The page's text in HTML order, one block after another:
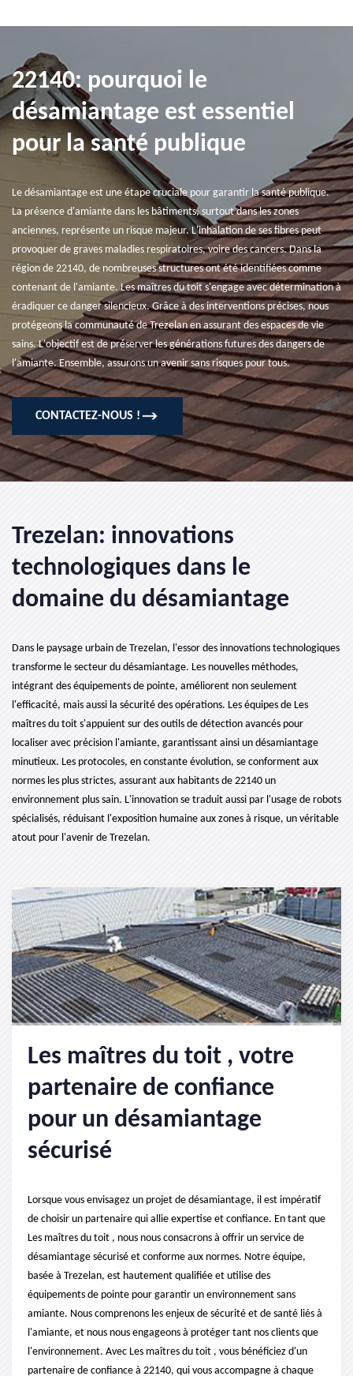
22140: pourquoi le
désamiantage est essentiel
pour la santé publique
Le désamiantage est une étape cruciale pour garantir la santé publique.
La présence d'amiante dans les bâtiments, surtout dans les zones
anciennes, représente un risque majeur. L'inhalation de ses fibres peut
provoquer de graves maladies respiratoires, voire des cancers. Dans la
région de 22140, de nombreuses structures ont été identifiées comme
contenant de l'amiante. Les maîtres du toit s'engage avec détermination à
éradiquer ce danger silencieux. Grâce à des interventions précises, nous
protégeons la communauté de Trezelan en assurant des espaces de vie
sains. L'objectif est de préserver les générations futures des dangers de
l'amiante. Ensemble, assurons un avenir sans risques pour tous.
CONTACTEZ-NOUS !
Trezelan: innovations
technologiques dans le
domaine du désamiantage
Dans le paysage urbain de Trezelan, l'essor des innovations technologiques
transforme le secteur du désamiantage. Les nouvelles méthodes,
intégrant des équipements de pointe, améliorent non seulement
l'efficacité, mais aussi la sécurité des opérations. Les équipes de Les
maîtres du toit s'appuient sur des outils de détection avancés pour
localiser avec précision l'amiante, garantissant ainsi un désamiantage
minutieux. Les protocoles, en constante évolution, se conforment aux
normes les plus strictes, assurant aux habitants de 22140 un
environnement plus sain. L'innovation se traduit aussi par l'usage de robots
spécialisés, réduisant l'exposition humaine aux zones à risque, un véritable
atout pour l'avenir de Trezelan.
Les maîtres du toit , votre
partenaire de confiance
pour un désamiantage
sécurisé
Lorsque vous envisagez un projet de désamiantage, il est impératif
de choisir un partenaire qui allie expertise et confiance. En tant que
Les maîtres du toit , nous nous consacrons à offrir un service de
désamiantage sécurisé et conforme aux normes. Notre équipe,
basée à Trezelan, est hautement qualifiée et utilise des
équipements de pointe pour garantir un environnement sans
amiante. Nous comprenons les enjeux de sécurité et de santé liés à
l'amiante, et nous nous engageons à protéger tant nos clients que
l'environnement. Avec Les maîtres du toit , vous bénéficiez d'un
partenaire de confiance à 22140, qui vous accompagne à chaque